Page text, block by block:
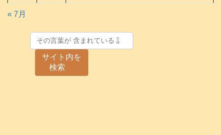
« 7月
サイト内を
検索